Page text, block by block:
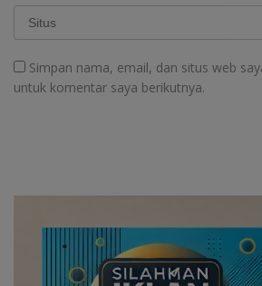
Simpan nama, email, dan situs web
untuk komentar saya berikutnya.